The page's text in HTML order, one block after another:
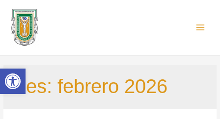
Open toolbar
Mes: febrero 2026